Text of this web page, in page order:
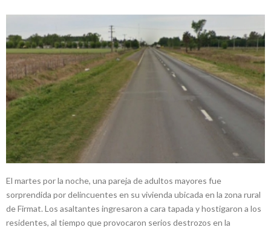
El martes por la noche, una pareja de adultos mayores fue
sorprendida por delincuentes en su vivienda ubicada en la zona rural
de Firmat. Los asaltantes ingresaron a cara tapada y hostigaron a los
residentes, al tiempo que provocaron serios destrozos en la